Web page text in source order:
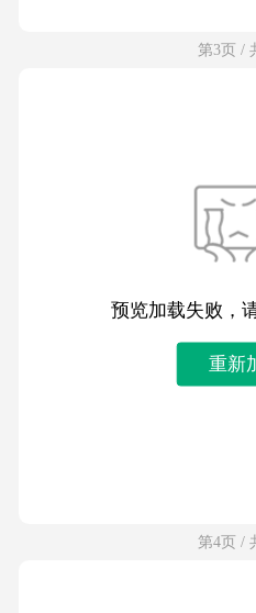
第3页 /
预览加载失败，
重新
第4页 /